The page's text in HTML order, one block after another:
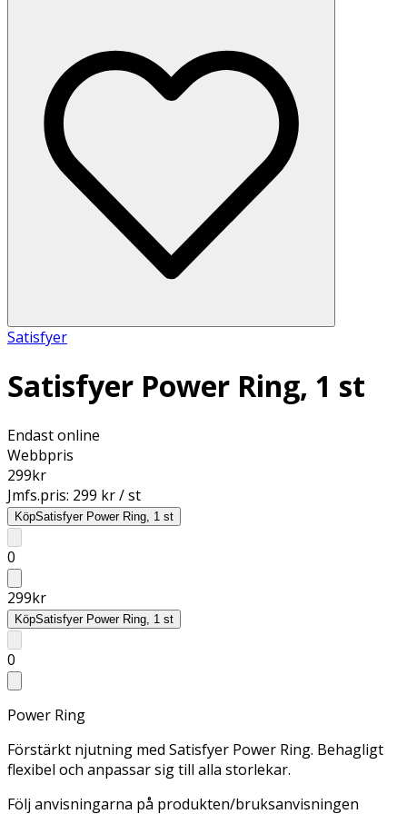
Satisfyer
Satisfyer Power Ring, 1 st
Endast online
Webbpris
299kr
Jmfs.pris: 299 kr / st
KöpSatisfyer Power Ring, 1 st
0
299kr
KöpSatisfyer Power Ring, 1 st
0
Power Ring
Förstärkt njutning med Satisfyer Power Ring. Behagligt
flexibel och anpassar sig till alla storlekar.
Följ anvisningarna på produkten/bruksanvisningen